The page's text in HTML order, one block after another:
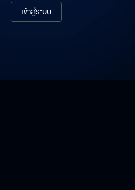
เข้าสู่ระบบ